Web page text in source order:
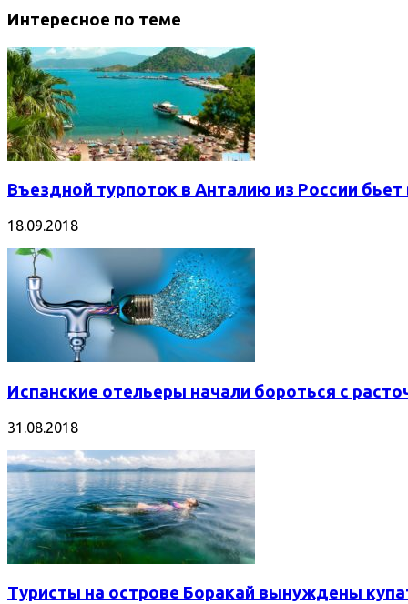
Интересное по теме
Въездной турпоток в Анталию из России
18.09.2018
Испанские отельеры начали бороться с
31.08.2018
Туристы на острове Боракай вынуждены